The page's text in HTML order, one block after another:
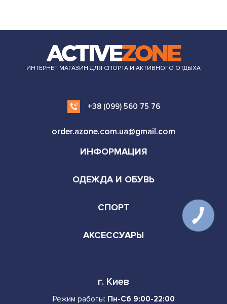
ИНТЕРНЕТ МАГАЗИН ДЛЯ СПОРТА И АКТИВНОГО ОТДЫХА
+38 (099) 560 75 76
order.azone.com.ua@gmail.com
ИНФОРМАЦИЯ
ОДЕЖДА И ОБУВЬ
СПОРТ
АКСЕССУАРЫ
г. Киев
Режим работы: Пн-Сб 9:00-22:00